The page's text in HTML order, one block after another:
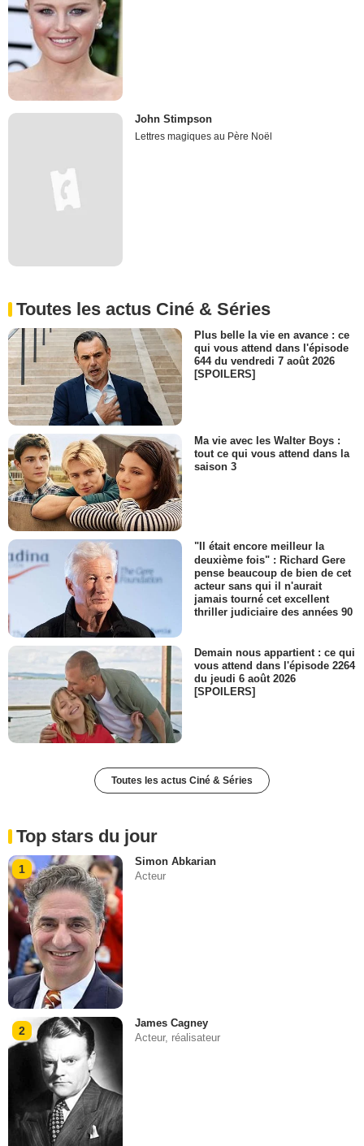
John Stimpson
Lettres magiques au Père Noël
Toutes les actus Ciné & Séries
Plus belle la vie en avance : ce
qui vous attend dans l'épisode
644 du vendredi 7 août 2026
[SPOILERS]
Ma vie avec les Walter Boys :
tout ce qui vous attend dans la
saison 3
"Il était encore meilleur la
deuxième fois" : Richard Gere
pense beaucoup de bien de cet
acteur sans qui il n'aurait
jamais tourné cet excellent
thriller judiciaire des années 90
Demain nous appartient : ce qui
vous attend dans l'épisode 2264
du jeudi 6 août 2026
[SPOILERS]
Toutes les actus Ciné & Séries
Top stars du jour
1
Simon Abkarian
Acteur
2
James Cagney
Acteur, réalisateur